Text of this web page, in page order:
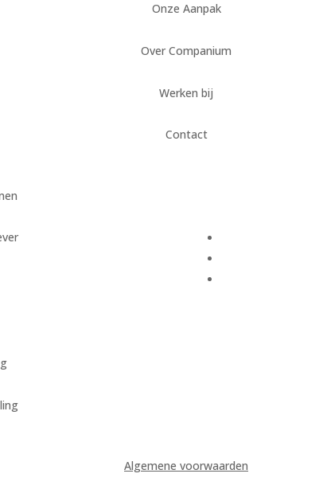
Onze Aanpak
Over Companium
Werken bij
Contact
Algemene voorwaarden